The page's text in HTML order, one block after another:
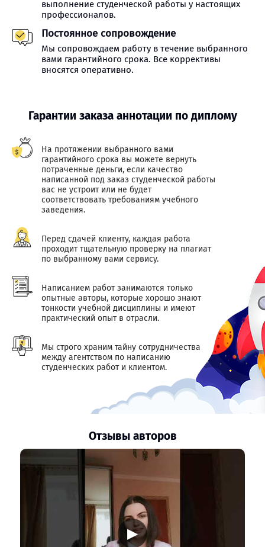
выполнение студенческой работы у настоящих
профессионалов.
Постоянное сопровождение
Мы сопровождаем работу в течение выбранного
вами гарантийного срока. Все коррективы
вносятся оперативно.
Гарантии заказа аннотации по диплому
На протяжении выбранного вами
гарантийного срока вы можете вернуть
потраченные деньги, если качество
написанной под заказ студенческой работы
вас не устроит или не будет
соответствовать требованиям учебного
заведения.
Перед сдачей клиенту, каждая работа
проходит тщательную проверку на плагиат
по выбранному вами сервису.
Написанием работ занимаются только
опытные авторы, которые хорошо знают
тонкости учебной дисциплины и имеют
практический опыт в отрасли.
Мы строго храним тайну сотрудничества
между агентством по написанию
студенческих работ и клиентом.
Отзывы авторов
▶